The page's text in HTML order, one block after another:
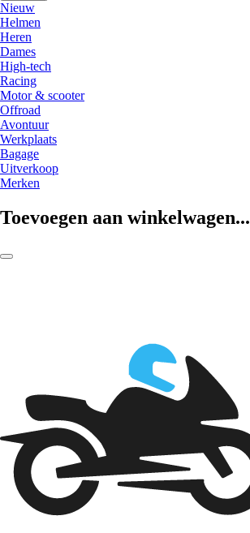
Nieuw
Helmen
Heren
Dames
High-tech
Racing
Motor & scooter
Offroad
Avontuur
Werkplaats
Bagage
Uitverkoop
Merken
Toevoegen aan winkelwagen...